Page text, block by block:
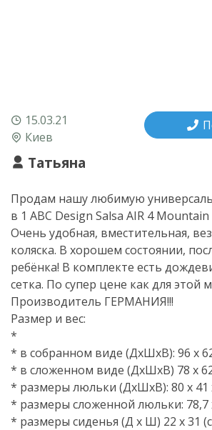
15.03.21
Киев
Татьяна
Продам нашу любимую
в 1 ABC Design Salsa AIR 4 Mountain
Очень удобная, вместительная,
коляска. В хорошем состоянии,
ребёнка! В комплекте есть
сетка. По супер цене как для этой
Производитель ГЕРМАНИЯ!!!
Размер и вес:
*
* в собранном виде (ДхШхВ): 96 x
* в сложенном виде (ДхШхВ) 78 x
* размеры люльки (ДхШхВ): 80 х 41
* размеры сложенной люльки: 78,7
* размеры сиденья (Д х Ш) 22 x 31